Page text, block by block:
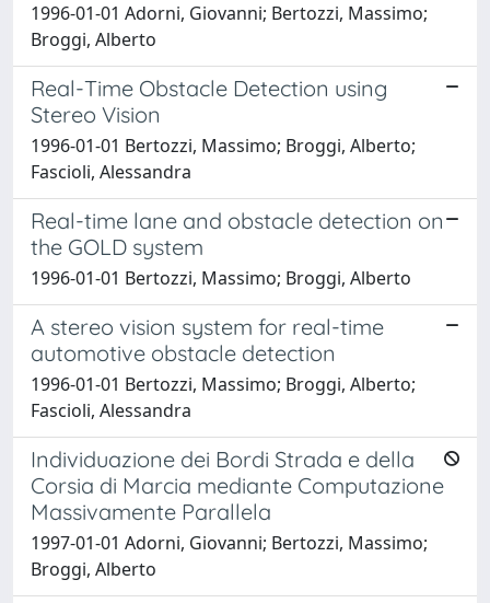
1996-01-01 Adorni, Giovanni; Bertozzi, Massimo;
Broggi, Alberto
Real-Time Obstacle Detection using
Stereo Vision
1996-01-01 Bertozzi, Massimo; Broggi, Alberto;
Fascioli, Alessandra
Real-time lane and obstacle detection on
the GOLD system
1996-01-01 Bertozzi, Massimo; Broggi, Alberto
A stereo vision system for real-time
automotive obstacle detection
1996-01-01 Bertozzi, Massimo; Broggi, Alberto;
Fascioli, Alessandra
Individuazione dei Bordi Strada e della
Corsia di Marcia mediante Computazione
Massivamente Parallela
1997-01-01 Adorni, Giovanni; Bertozzi, Massimo;
Broggi, Alberto